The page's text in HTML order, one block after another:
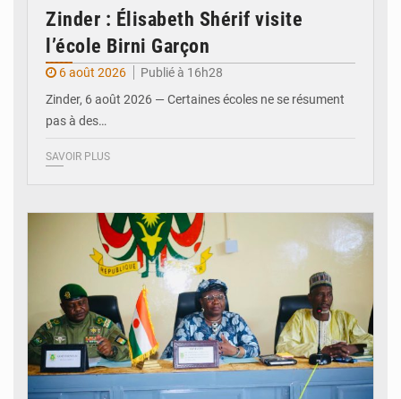
Zinder : Élisabeth Shérif visite
l’école Birni Garçon
6 août 2026
Publié à 16h28
Zinder, 6 août 2026 — Certaines écoles ne se résument
pas à des…
SAVOIR PLUS